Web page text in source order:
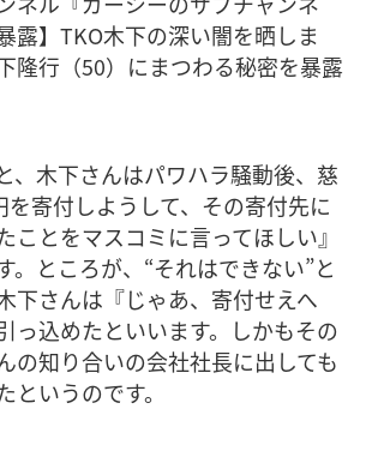
露】TKO木下の深い闇を晒しま
隆行（50）にまつわる秘密を暴露
、木下さんはパワハラ騒動後、慈
寄付しようして、その寄付先に
ことをマスコミに言ってほしい』
。ところが、“それはできない”と
下さんは『じゃあ、寄付せえへ
っ込めたといいます。しかもその
の知り合いの会社社長に出しても
というのです。